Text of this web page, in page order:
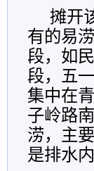
摊开
有的易
段，如
段，五
集中在
子岭路
涝，主
是排水